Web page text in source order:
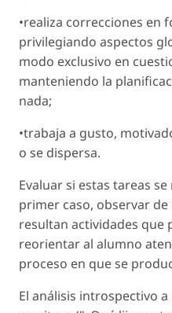
•realiza correcciones en
privilegiando aspectos
modo exclusivo en
manteniendo la
nada;
•trabaja a gusto,
o se dispersa.
Evaluar si estas tareas
primer caso, observar
resultan actividades que
reorientar al alumno
proceso en que se
El análisis introspectivo